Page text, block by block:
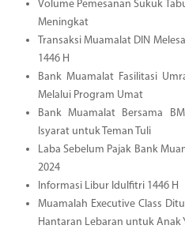
Volume Pemesanan Sukuk
Meningkat
Transaksi Muamalat DIN
1446 H
Bank Muamalat Fasilitasi
Melalui Program Umat
Bank Muamalat Bersama
Isyarat untuk Teman Tuli
Laba Sebelum Pajak Bank
2024
Informasi Libur Idulfitri 1446 H
Muamalah Executive Class
Hantaran Lebaran untuk Anak